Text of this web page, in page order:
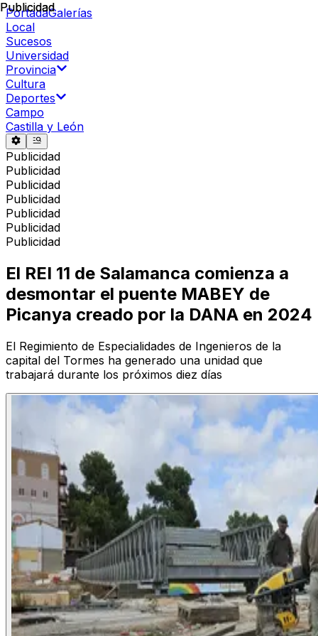
PortadaGalerías
Local
Sucesos
Universidad
Provincia
Cultura
Deportes
Campo
Castilla y León
Publicidad
Publicidad
Publicidad
Publicidad
Publicidad
Publicidad
Publicidad
Publicidad
El REI 11 de Salamanca comienza a
desmontar el puente MABEY de
Picanya creado por la DANA en 2024
El Regimiento de Especialidades de Ingenieros de la
capital del Tormes ha generado una unidad que
trabajará durante los próximos diez días
Publicidad